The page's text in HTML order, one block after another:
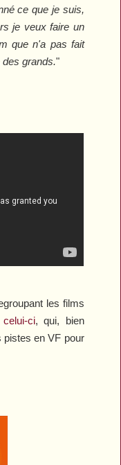
ce que je suis,
je veux faire un
que n'a pas fait
des grands."
les films
celui-ci, qui, bien
pistes en VF pour